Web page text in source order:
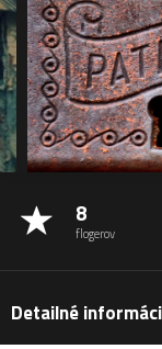
8
flogerov
Detailné